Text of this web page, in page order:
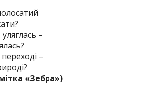
–
–
«Зебра»)